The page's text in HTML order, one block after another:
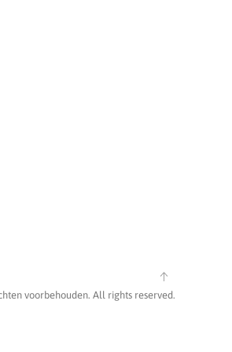
voorbehouden. All rights reserved.